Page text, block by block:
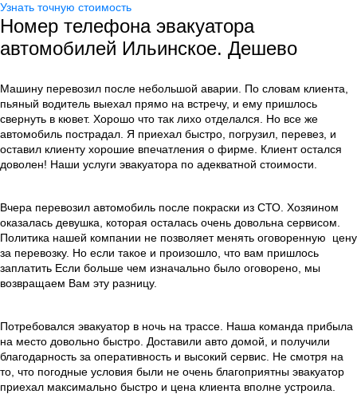
Узнать точную стоимость
Номер телефона эвакуатора
автомобилей Ильинское. Дешево
Машину перевозил после небольшой аварии. По словам клиента,
пьяный водитель выехал прямо на встречу, и ему пришлось
свернуть в кювет. Хорошо что так лихо отделался. Но все же
автомобиль пострадал. Я приехал быстро, погрузил, перевез, и
оставил клиенту хорошие впечатления о фирме. Клиент остался
доволен! Наши услуги эвакуатора по адекватной стоимости.
Вчера перевозил автомобиль после покраски из СТО. Хозяином
оказалась девушка, которая осталась очень довольна сервисом.
Политика нашей компании не позволяет менять оговоренную цену
за перевозку. Но если такое и произошло, что вам пришлось
заплатить Если больше чем изначально было оговорено, мы
возвращаем Вам эту разницу.
Потребовался эвакуатор в ночь на трассе. Наша команда прибыла
на место довольно быстро. Доставили авто домой, и получили
благодарность за оперативность и высокий сервис. Не смотря на
то, что погодные условия были не очень благоприятны эвакуатор
приехал максимально быстро и цена клиента вполне устроила.